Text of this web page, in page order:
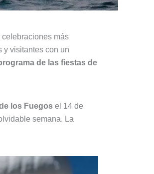
más
y visitantes con un
de las fiestas de
los Fuegos el 14 de
semana. La